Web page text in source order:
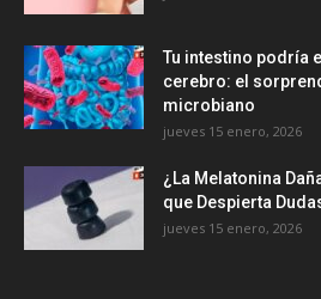
Tu intestino podría
cerebro: el
microbiano
jueves 15 enero, 2026
¿La Melatonina
que Despierta
jueves 15 enero, 2026